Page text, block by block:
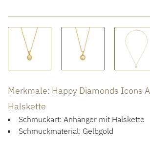
ACCESSOIRES
ÜBER UNS
Merkmale: Happy Diamonds Icons
Halskette
Schmuckart: Anhänger mit Halskette
Schmuckmaterial: Gelbgold